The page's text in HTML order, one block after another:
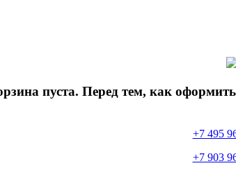
пуста. Перед тем, как
+7 495
+7 903